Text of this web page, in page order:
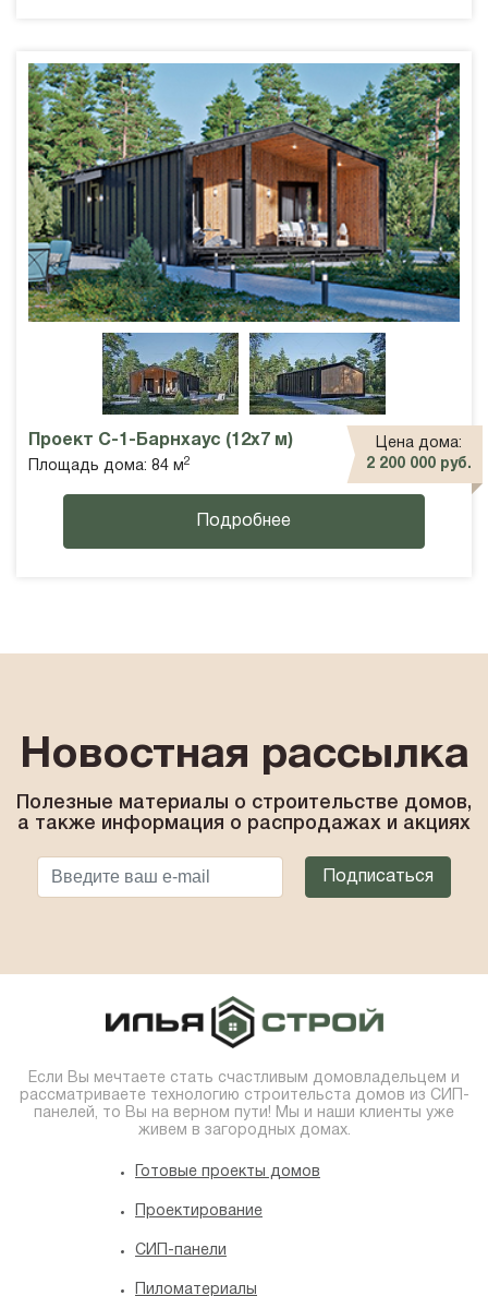
Проект С-1-Барнхаус (12х7 м)
Площадь дома: 84 м 2
Цена дома:
2 200 000 руб.
Подробнее
Новостная рассылка
Полезные материалы о строительстве домов,
а также информация о распродажах и акциях
Если Вы мечтаете стать счастливым домовладельцем и
рассматриваете технологию строительста домов из СИП-
панелей, то Вы на верном пути! Мы и наши клиенты уже
живем в загородных домах.
Готовые проекты домов
Проектирование
СИП-панели
Пиломатериалы